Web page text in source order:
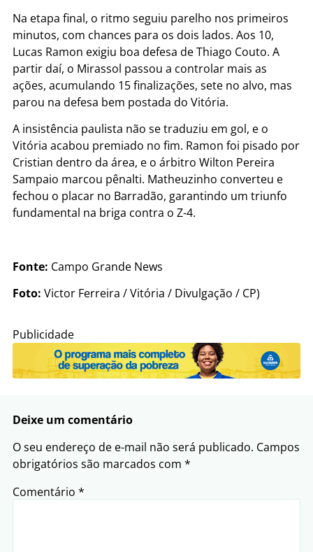
Na etapa final, o ritmo seguiu parelho nos primeiros
minutos, com chances para os dois lados. Aos 10,
Lucas Ramon exigiu boa defesa de Thiago Couto. A
partir daí, o Mirassol passou a controlar mais as
ações, acumulando 15 finalizações, sete no alvo, mas
parou na defesa bem postada do Vitória.
A insistência paulista não se traduziu em gol, e o
Vitória acabou premiado no fim. Ramon foi pisado por
Cristian dentro da área, e o árbitro Wilton Pereira
Sampaio marcou pênalti. Matheuzinho converteu e
fechou o placar no Barradão, garantindo um triunfo
fundamental na briga contra o Z-4.
Fonte: Campo Grande News
Foto: Victor Ferreira / Vitória / Divulgação / CP)
Publicidade
Deixe um comentário
O seu endereço de e-mail não será publicado. Campos
obrigatórios são marcados com *
Comentário *